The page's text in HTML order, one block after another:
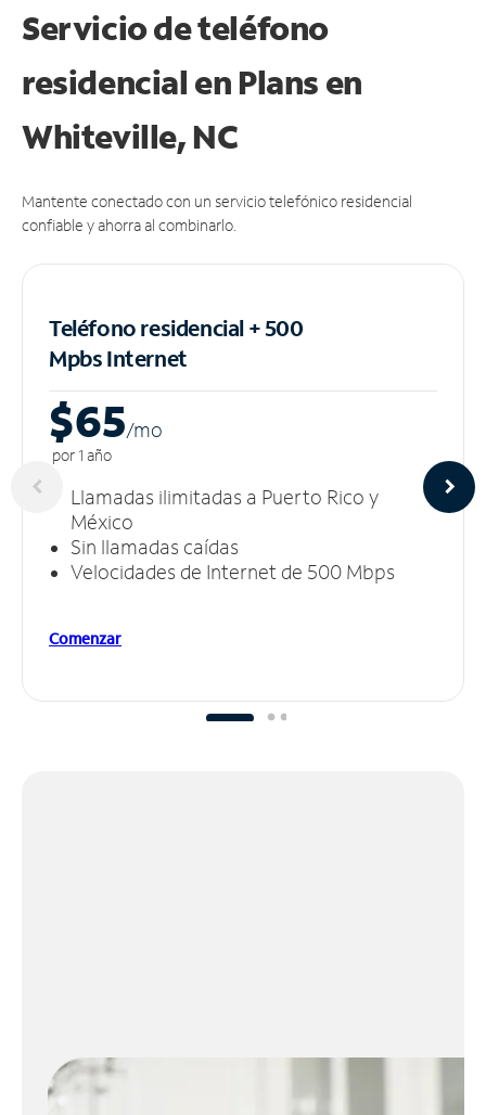
Servicio de teléfono
residencial en Plans en
Whiteville, NC
Mantente conectado con un servicio telefónico residencial
confiable y ahorra al combinarlo.
Teléfono residencial + 500
MpbsInternet
$65/mo
por 1 año
Llamadas ilimitadas a Puerto Rico y
México
Sin llamadas caídas
Velocidades de Internet de 500 Mbps
Comenzar